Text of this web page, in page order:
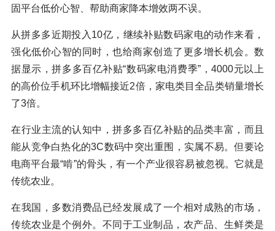
固平台低价心智、帮助商家降本增效两不误。
从拼多多近期投入10亿，继续补贴数码家电的动作来看，
强化低价心智的同时，也给商家创造了更多增长机会。数
据显示，拼多多百亿补贴“数码家电消费季”，4000元以上
的高价位手机环比增幅接近2倍，家电类目全品类销量增长
了3倍。
在行业主流的认知中，拼多多百亿补贴的品类丰富，而且
能从竞争白热化的3C数码中突出重围，实属不易。但要论
电商平台最“啃”的骨头，有一个产业很容易被忽视。它就是
传统农业。
在我国，多数消费品已经发展成了一个相对成熟的市场，
传统农业是个例外。不同于工业制品，农产品、生鲜类是